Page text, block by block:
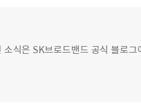
식은 SK브로드밴드 공식 블로그